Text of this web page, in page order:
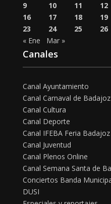
9
10 11 12
16
17 18 19
23
24 25 26
« Ene
Mar »
Canales
Canal Ayuntamiento
Canal Carnaval de Badajoz
Canal Cultura
Canal Deporte
Canal IFEBA Feria Badajoz
Canal Juventud
Canal Plenos Online
Canal Semana Santa de
Conciertos Banda
DUSI